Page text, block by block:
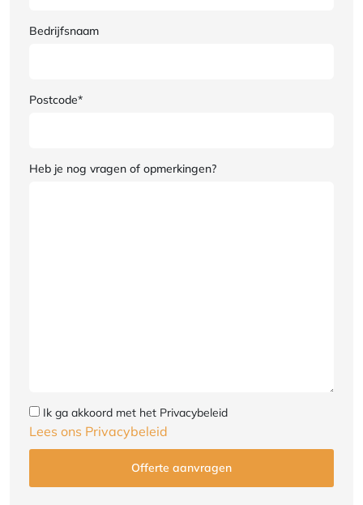
Bedrijfsnaam
Postcode*
Heb je nog vragen of opmerkingen?
Ik ga akkoord met het Privacybeleid
Lees ons Privacybeleid